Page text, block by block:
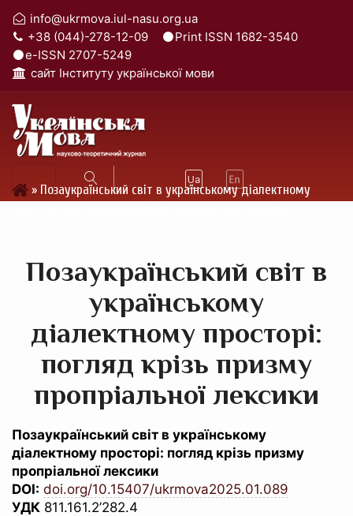
info@ukrmova.iul-nasu.org.ua
+38 (044)-278-12-09
Print ISSN 1682-3540
e-ISSN 2707-5249
cайт Інституту української мови
» Позаукраїнський світ в українському діалектному
Позаукраїнський світ в
українському
діалектному просторі:
погляд крізь призму
пропріальної лексики
Позаукраїнський світ в українському
діалектному просторі: погляд крізь призму
пропріальної лексики
DOI: doi.org/10.15407/ukrmova2025.01.089
УДК 811.161.2’282.4